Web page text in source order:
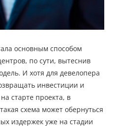
основным способом
по сути, вытеснив
И хотя для девелопера
инвестиции и
старте проекта, в
схема может обернуться
издержек уже на стадии